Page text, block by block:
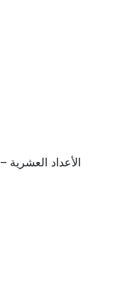
الأعداد العشرية